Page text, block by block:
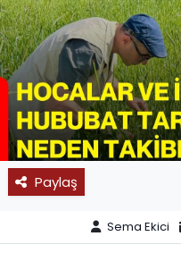
Paylaş
Sema Ekici
SPOR
11:11 MANŞET